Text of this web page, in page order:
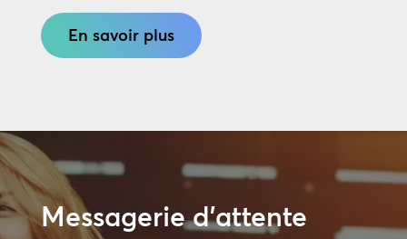
En savoir plus
Messagerie d’attente